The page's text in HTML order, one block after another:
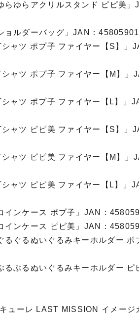
らゆらアクリルスタンド ピピ美」
ョルダーバッグ」JAN：
ャツ ポプ子 ファイヤー【S】」
ャツ ポプ子 ファイヤー【M】」
ャツ ポプ子 ファイヤー【L】」
ャツ ピピ美 ファイヤー【S】」
ャツ ピピ美 ファイヤー【M】」
ャツ ピピ美 ファイヤー【L】」
インケース ポプ子」JAN：
インケース ピピ美」JAN：
るぐるぬいぐるみキーホルダー
るぶるぬいぐるみキーホルダー
ューレ LAST MISSION イメージ